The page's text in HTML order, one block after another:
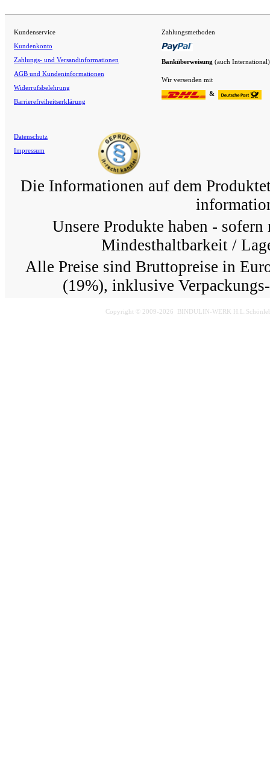
Kundenservice
Kundenkonto
Zahlungs- und Versandinformationen
AGB und Kundeninformationen
Widerrufsbelehrung
Barrierefreiheitserklärung
Datenschutz
Impressum
Zahlungsmethoden
Banküberweisung (auch International)
Wir versenden mit
&
Die Informationen auf dem
Unsere Produkte haben -
Mindesthaltbarkeit /
Alle Preise sind Bruttopreise in
(19%), inklusive
Copyright © 2009-2026 BINDULIN-WERK